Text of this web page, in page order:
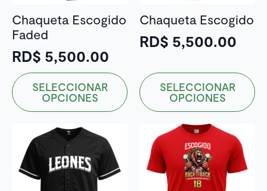
Chaqueta Escogido
Faded
RD$ 5,500.00
SELECCIONAR
OPCIONES
Este
producto
tiene
variantes.
Las
opciones
Chaqueta Escogido
RD$ 5,500.00
SELECCIONAR
OPCIONES
Este
producto
tiene
múltiples
variantes.
Las
opciones